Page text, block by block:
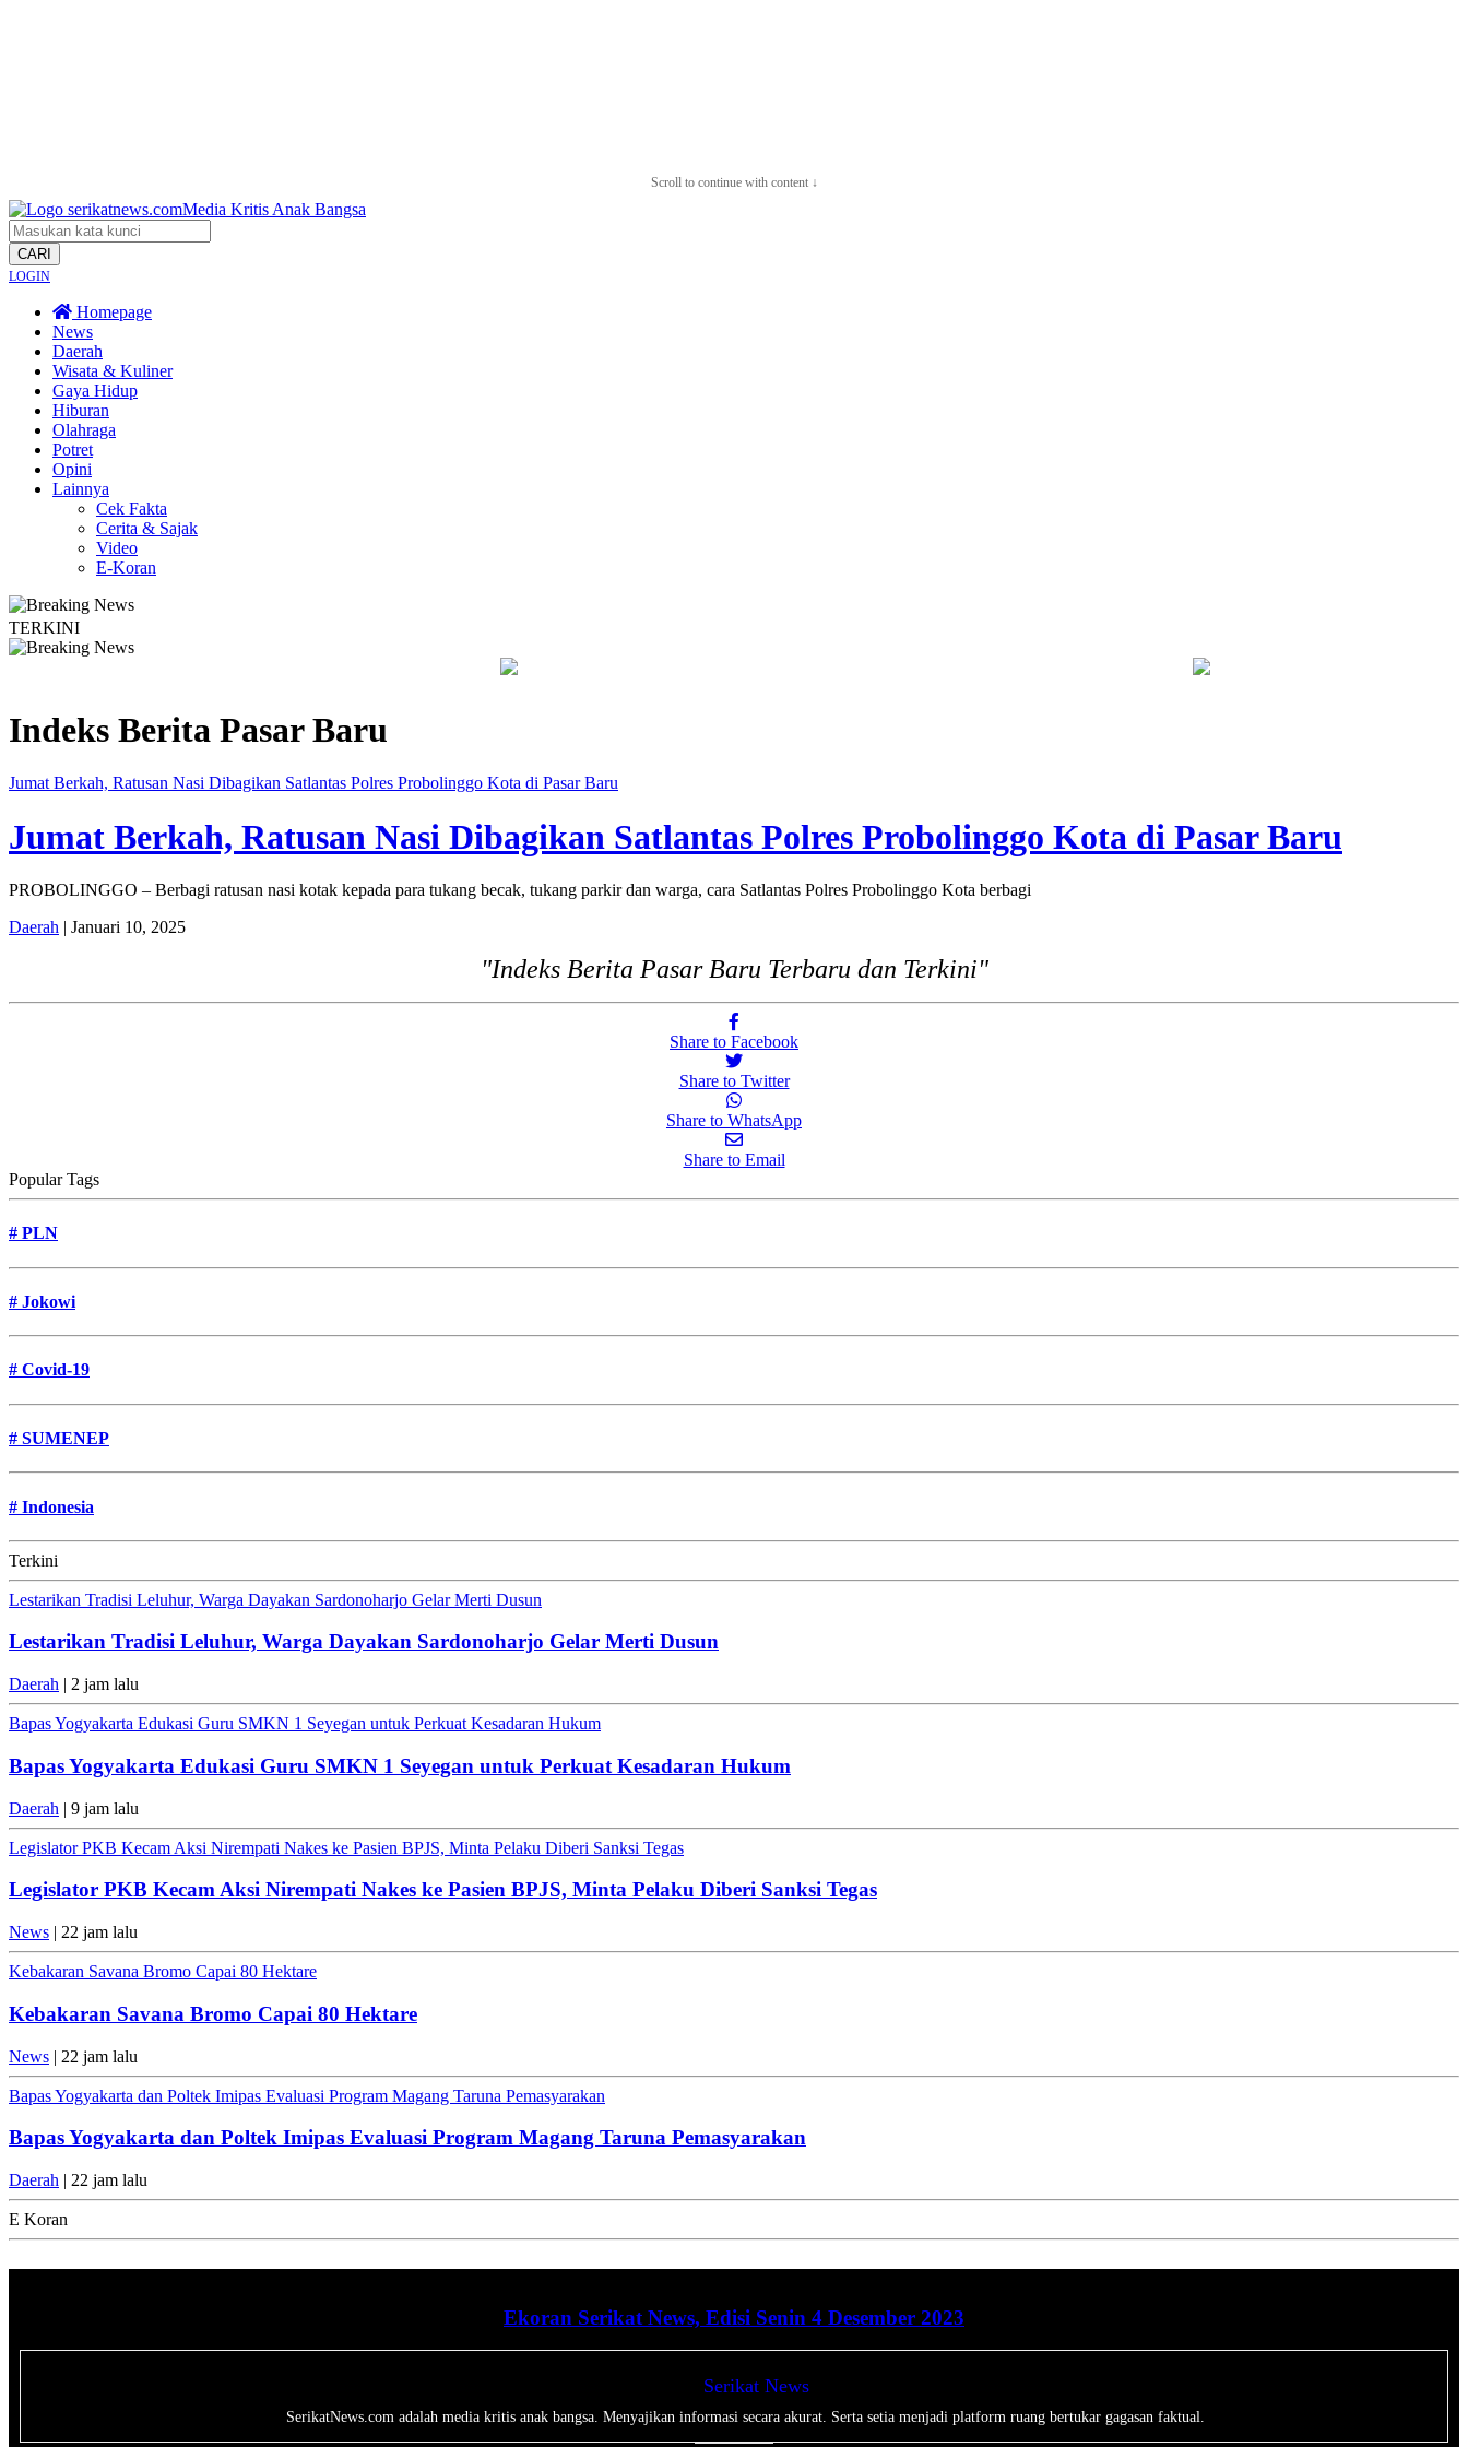
Scroll to continue with content ↓
CARI
LOGIN
Homepage
News
Daerah
Wisata & Kuliner
Gaya Hidup
Hiburan
Olahraga
Potret
Opini
Lainnya
Cek Fakta
Cerita & Sajak
Video
E-Koran
TERKINI
Legislator PKB Kecam Aksi Nirempati Nakes ke Pasien BPJS, Minta Pelaku Diberi Sanksi Tegas Kebakaran Savana Bromo Capai 80
Indeks Berita Pasar Baru
Jumat Berkah, Ratusan Nasi Dibagikan Satlantas Polres Probolinggo Kota di Pasar Baru
Jumat Berkah, Ratusan Nasi Dibagikan Satlantas Polres Probolinggo Kota di Pasar Baru
PROBOLINGGO – Berbagi ratusan nasi kotak kepada para tukang becak, tukang parkir dan warga, cara Satlantas Polres Probolinggo Kota berbagi
Daerah | Januari 10, 2025
"Indeks Berita Pasar Baru Terbaru dan Terkini"
Share to Facebook
Share to Twitter
Share to WhatsApp
Share to Email
Popular Tags
# PLN
# Jokowi
# Covid-19
# SUMENEP
# Indonesia
Terkini
Lestarikan Tradisi Leluhur, Warga Dayakan Sardonoharjo Gelar Merti Dusun
Lestarikan Tradisi Leluhur, Warga Dayakan Sardonoharjo Gelar Merti Dusun
Daerah | 2 jam lalu
Bapas Yogyakarta Edukasi Guru SMKN 1 Seyegan untuk Perkuat Kesadaran Hukum
Bapas Yogyakarta Edukasi Guru SMKN 1 Seyegan untuk Perkuat Kesadaran Hukum
Daerah | 9 jam lalu
Legislator PKB Kecam Aksi Nirempati Nakes ke Pasien BPJS, Minta Pelaku Diberi Sanksi Tegas
Legislator PKB Kecam Aksi Nirempati Nakes ke Pasien BPJS, Minta Pelaku Diberi Sanksi Tegas
News | 22 jam lalu
Kebakaran Savana Bromo Capai 80 Hektare
Kebakaran Savana Bromo Capai 80 Hektare
News | 22 jam lalu
Bapas Yogyakarta dan Poltek Imipas Evaluasi Program Magang Taruna Pemasyarakan
Bapas Yogyakarta dan Poltek Imipas Evaluasi Program Magang Taruna Pemasyarakan
Daerah | 22 jam lalu
E Koran
Ekoran Serikat News, Edisi Senin 4 Desember 2023
Serikat News
SerikatNews.com adalah media kritis anak bangsa. Menyajikan informasi secara akurat. Serta setia menjadi platform ruang bertukar gagasan faktual.